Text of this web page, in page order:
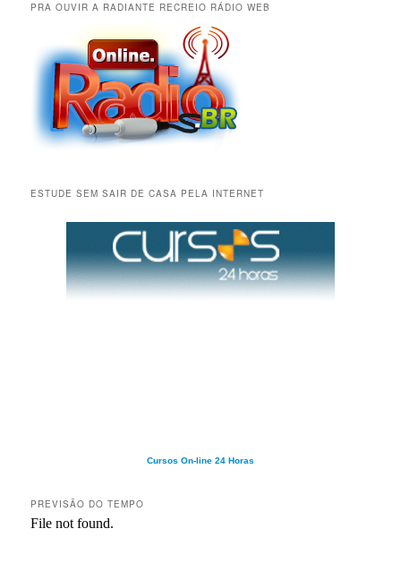
PRA OUVIR A RADIANTE RECREIO RÁDIO WEB
ESTUDE SEM SAIR DE CASA PELA INTERNET
Cursos On-line 24 Horas
PREVISÃO DO TEMPO